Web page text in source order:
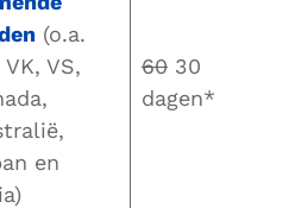
(o.a.
VK, VS,
en
60 30
dagen*